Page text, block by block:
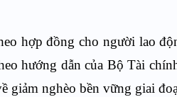
hợp đồng cho người lao
hướng dẫn của Bộ Tài
giảm nghèo bền vững giai